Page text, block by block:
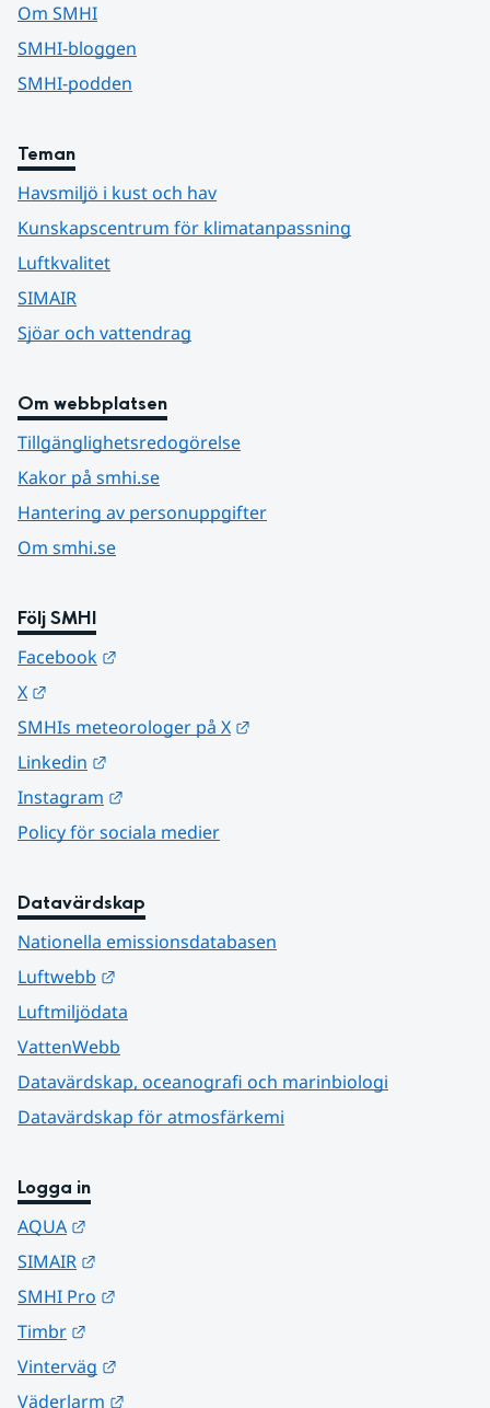
Om SMHI
SMHI-bloggen
SMHI-podden
Teman
Havsmiljö i kust och hav
Kunskapscentrum för klimatanpassning
Luftkvalitet
SIMAIR
Sjöar och vattendrag
Om webbplatsen
Tillgänglighetsredogörelse
Kakor på smhi.se
Hantering av personuppgifter
Om smhi.se
Följ SMHI
Facebook
X
SMHIs meteorologer på X
Linkedin
Instagram
Policy för sociala medier
Datavärdskap
Nationella emissionsdatabasen
Luftwebb
Luftmiljödata
VattenWebb
Datavärdskap, oceanografi och marinbiologi
Datavärdskap för atmosfärkemi
Logga in
AQUA
SIMAIR
SMHI Pro
Timbr
Vinterväg
Väderlarm